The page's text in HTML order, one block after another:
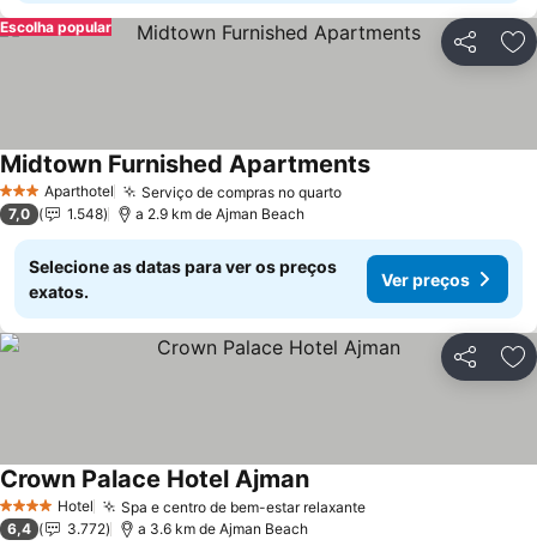
Partilhar
Escolha popular
3 EstrelasAparthotel Serviço de compras no quarto
Midtown Furnished Apartments
7,0 1.548 a 2.9 km de Ajman Beach
Selecione as datas para ver os preços
exatos.
Ver preços
Partilhar
4 EstrelasHotel Spa e centro de bem-estar relaxante
Crown Palace Hotel Ajman
6,4 3.772 a 3.6 km de Ajman Beach